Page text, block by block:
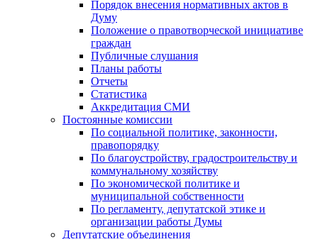
Порядок внесения нормативных актов в
Думу
Положение о правотворческой инициативе
граждан
Публичные слушания
Планы работы
Отчеты
Статистика
Аккредитация СМИ
Постоянные комиссии
По социальной политике, законности,
правопорядку
По благоустройству, градостроительству и
коммунальному хозяйству
По экономической политике и
муниципальной собственности
По регламенту, депутатской этике и
организации работы Думы
Депутатские объединения